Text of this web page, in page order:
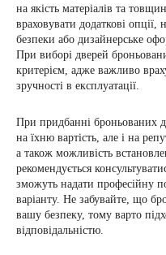
на якість матеріалів та
враховувати додаткові
безпеки або дизайнерське
При виборі дверей
критерієм, адже важливо
зручності в експлуатації.
При придбанні броньованих
на їхню вартість, але і на
а також можливість
рекомендується
зможуть надати професійну
варіанту. Не забувайте, що
вашу безпеку, тому варто
відповідальністю.